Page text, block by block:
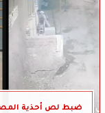
ضبط لص أحذية